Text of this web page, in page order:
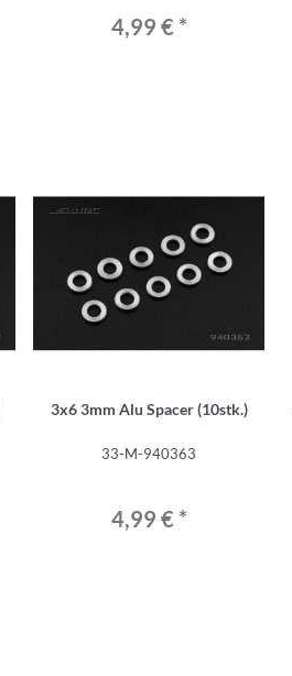
4,99 € *
3x6 3mm Alu Spacer (10stk.)
33-M-940363
4,99 € *